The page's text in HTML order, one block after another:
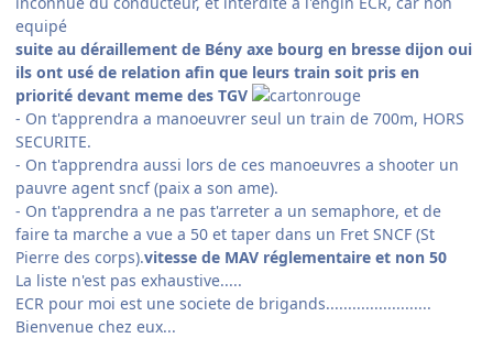
equipé
suite au déraillement de Bény axe bourg en bresse dijon oui
ils ont usé de relation afin que leurs train soit pris en
priorité devant meme des TGV
- On t'apprendra a manoeuvrer seul un train de 700m, HORS
SECURITE.
- On t'apprendra aussi lors de ces manoeuvres a shooter un
pauvre agent sncf (paix a son ame).
- On t'apprendra a ne pas t'arreter a un semaphore, et de
faire ta marche a vue a 50 et taper dans un Fret SNCF (St
Pierre des corps).vitesse de MAV réglementaire et non 50
La liste n'est pas exhaustive.....
ECR pour moi est une societe de brigands........................
Bienvenue chez eux...